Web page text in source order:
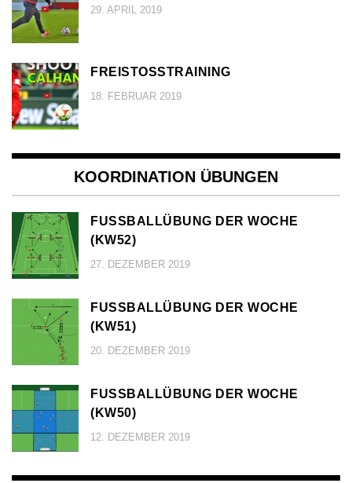
29. APRIL 2019
FREISTOSSTRAINING
18. FEBRUAR 2019
KOORDINATION ÜBUNGEN
FUSSBALLÜBUNG DER WOCHE (
KW52)
27. DEZEMBER 2019
FUSSBALLÜBUNG DER WOCHE (
KW51)
20. DEZEMBER 2019
FUSSBALLÜBUNG DER WOCHE (
KW50)
12. DEZEMBER 2019